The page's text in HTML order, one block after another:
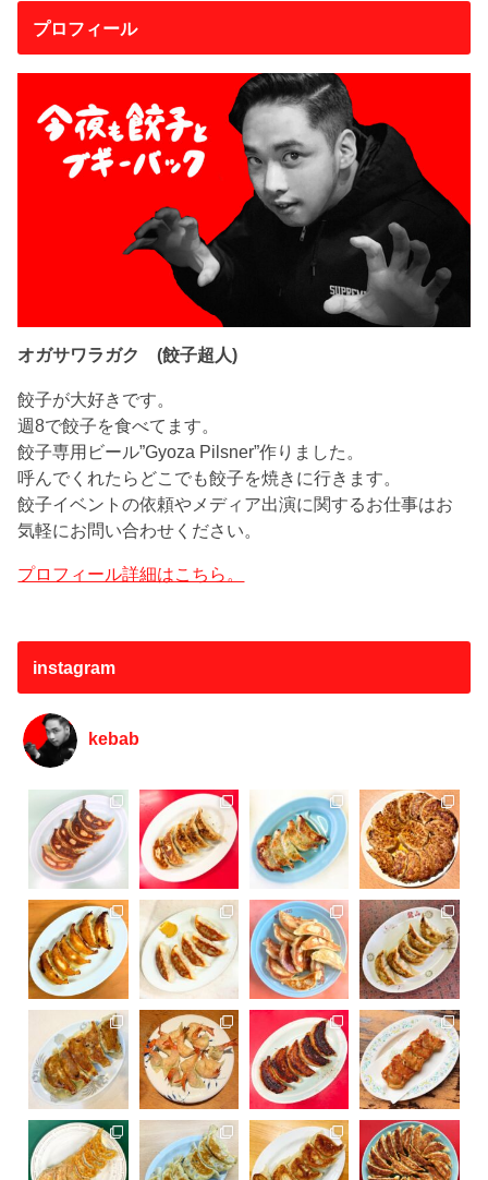
プロフィール
オガサワラガク (餃子超人)
餃子が大好きです。
週8で餃子を食べてます。
餃子専用ビール”Gyoza Pilsner”作りました。
呼んでくれたらどこでも餃子を焼きに行きます。
餃子イベントの依頼やメディア出演に関するお仕事はお
気軽にお問い合わせください。
プロフィール詳細はこちら。
instagram
kebab